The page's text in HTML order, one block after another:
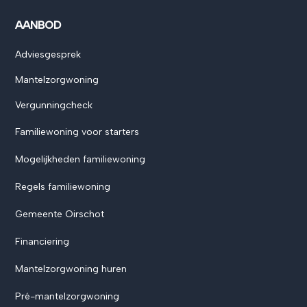
AANBOD
Adviesgesprek
Mantelzorgwoning
Vergunningcheck
Familiewoning voor starters
Mogelijkheden familiewoning
Regels familiewoning
Gemeente Oirschot
Financiering
Mantelzorgwoning huren
Pré-mantelzorgwoning